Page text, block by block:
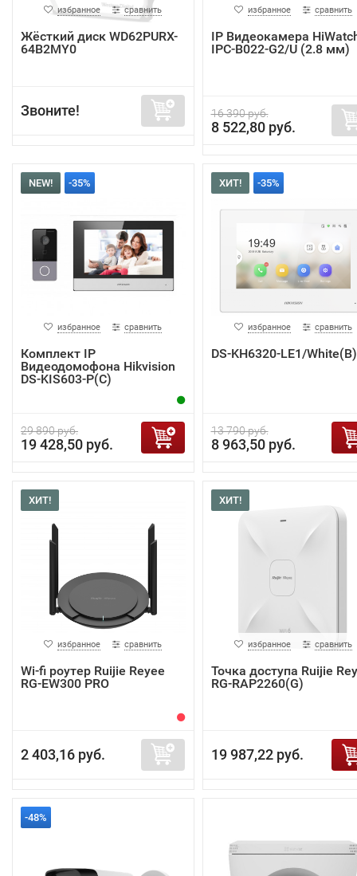
избранное сравнить
Жёсткий диск WD62PURX-
64B2MY0
Звоните!
избранное сравнить
IP Видеокамера
IPC-B022-G2/U (2.8 мм)
16 390 руб.
8 522,80 руб.
NEW! -35%
избранное сравнить
Комплект IP
Видеодомофона Hikvision
DS-KIS603-P(C)
29 890 руб.
19 428,50 руб.
ХИТ! -35%
избранное сравнить
DS-KH6320-LE1/White(B)
13 790 руб.
8 963,50 руб.
ХИТ!
избранное сравнить
Wi-fi роутер Ruijie Reyee
RG-EW300 PRO
2 403,16 руб.
ХИТ!
избранное сравнить
Точка доступа Ruijie
RG-RAP2260(G)
19 987,22 руб.
-48%